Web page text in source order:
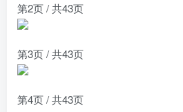
第2页 / 共43页
第3页 / 共43页
第4页 / 共43页